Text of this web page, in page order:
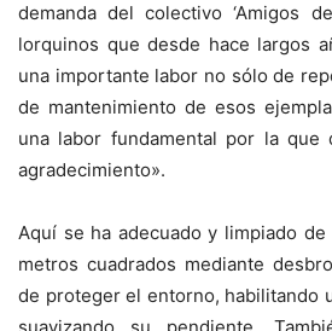
demanda del colectivo ‘Amigos
lorquinos que desde hace largos
una importante labor no sólo de
de mantenimiento de esos
una labor fundamental por la que
agradecimiento».
Aquí se ha adecuado y limpiado
metros cuadrados mediante
de proteger el entorno, habilitando